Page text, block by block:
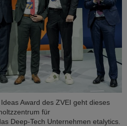
Award des ZVEI geht dieses
für
Deep-Tech Unternehmen etalytics.